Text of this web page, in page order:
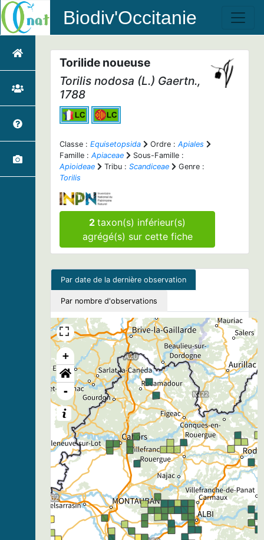
Biodiv'Occitanie
Torilide noueuse
Torilis nodosa (L.) Gaertn.,
1788
Classe : Equisetopsida Ordre : Apiales
Famille : Apiaceae
Sous-Famille :
Apioideae
Tribu : Scandiceae
Genre :
Torilis
2taxon(s) inférieur(s)
agrégé(s) sur cette fiche
Par date de la dernière observation
Par nombre d'observations
+
-